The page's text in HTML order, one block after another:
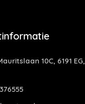
10C, 6191 EG,